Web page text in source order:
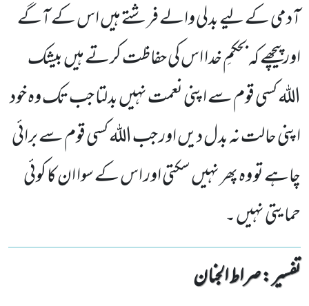
آدمی کے لیے بدلی والے فرشتے ہیں اس کے آگے
اورپیچھے کہ بحکمِ خدا اس کی حفاظت کرتے ہیں بیشک
اللہ کسی قوم سے اپنی نعمت نہیں بدلتا جب تک وہ خود
اپنی حالت نہ بدل دیں اور جب اللہ کسی قوم سے برائی
چاہے تو وہ پھر نہیں سکتی اور اس کے سوا ان کا کوئی
حمایتی نہیں ۔
تفسیر : ‎صراط الجنان